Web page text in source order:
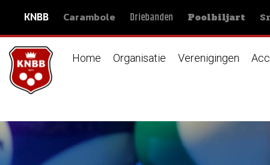
KNBB Carambole Driebanden Poolbiljart
Home Organisatie Verenigingen